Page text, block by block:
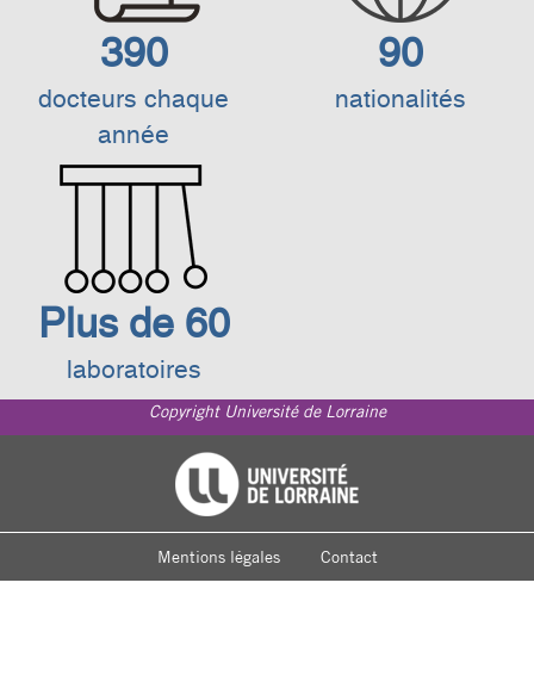
390
docteurs chaque
année
90
nationalités
Plus de 60
laboratoires
Copyright Université de Lorraine
Université de Lorraine
Mentions légales Contact